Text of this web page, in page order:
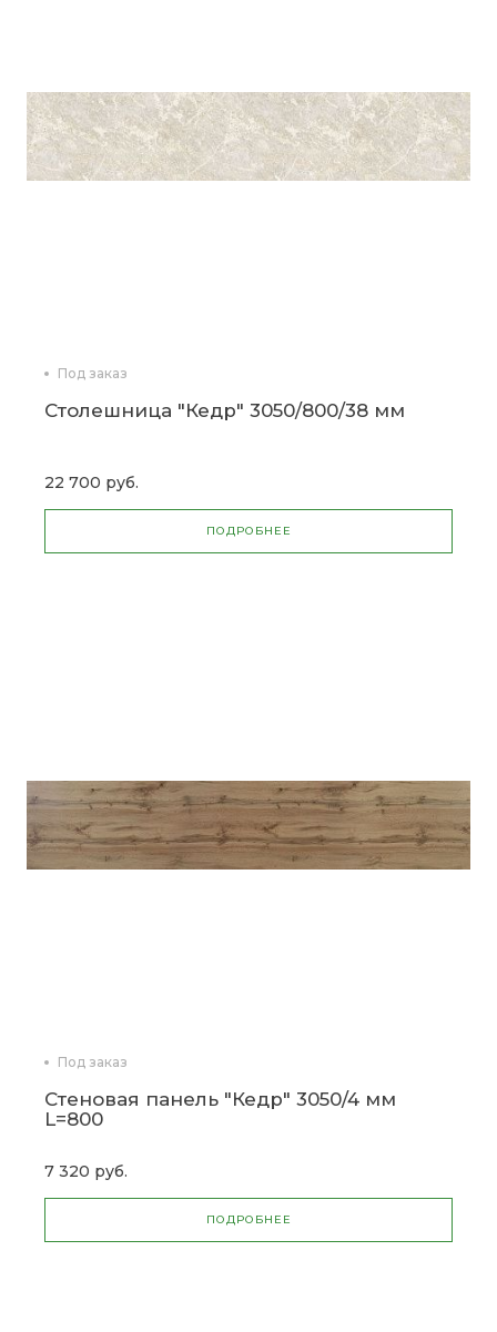
Под заказ
Столешница "Кедр" 3050/800/38 мм
22 700 руб.
ПОДРОБНЕЕ
Под заказ
Стеновая панель "Кедр" 3050/4 мм
L=800
7 320 руб.
ПОДРОБНЕЕ